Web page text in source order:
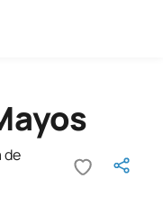
de